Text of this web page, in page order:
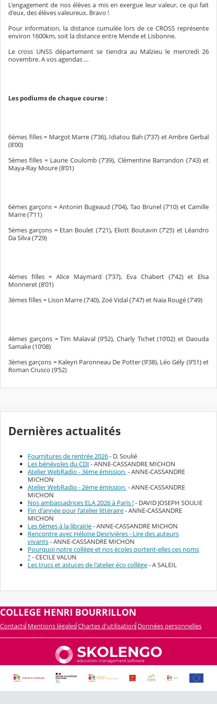
L'engagement de nos élèves a mis en exergue leur valeur, ce qui fait
d'eux, des élèves valeureux. Bravo !
Pour information, la distance cumulée lors de ce CROSS représente
environ 1600km, soit la distance entre Mende et Lisbonne.
Le cross UNSS département se tiendra au Malzieu le mercredi 26
novembre. A vos agendas …
Les podiums de chaque course :
6èmes filles = Margot Marre (7’36), Idiatou Bah (7’37) et Ambre Gerbal
(8’00)
5èmes filles = Laurie Coulomb (7’39), Clémentine Barrandon (7’43) et
Maya-Ray Moure (8’01)
6èmes garçons = Antonin Bugeaud (7’04), Tao Brunel (7’10) et Camille
Marre (7’11)
5èmes garçons = Etan Boulet (7’21), Eliott Boutavin (7’25) et Léandro
Da Silva (7’29)
4èmes filles = Alice Maymard (7’37), Eva Chabert (7’42) et Elsa
Monneret (8’01)
3èmes filles = Lison Marre (7’40), Zoé Vidal (7’47) et Naïa Rougé (7’49)
4èmes garçons = Tim Malaval (9’52), Charly Tichet (10’02) et Daouda
Samake (10’08)
3èmes garçons = Kaleyn Paronneau De Potter (9’38), Léo Gély (9’51) et
Roman Crusco (9’52)
Dernières actualités
Fournitures de rentrée 2026- D. Soulié
Les bénévoles du CDI - ANNE-CASSANDRE MICHON
Atelier WebRadio - 3ème émission - ANNE-CASSANDRE
MICHON
Atelier WebRadio - 2ème émission - ANNE-CASSANDRE
MICHON
Nos ambassadrices ELA 2026 à Paris !- DAVID JOSEPH SOULIE
Fin d'année pour l'atelier littéraire- ANNE-CASSANDRE
MICHON
Les 6èmes à la librairie- ANNE-CASSANDRE MICHON
Rencontre avec Héloïse Desrivières - Lire des auteurs
vivants- ANNE-CASSANDRE MICHON
Pourquoi notre collège et nos écoles portent-elles ces noms
?- CECILE VALUN
Les trucs et astuces de l'atelier éco collège- A SALEIL
COLLEGE HENRI BOURRILLON
Contacts Mentions légales Chartes d'utilisation Données personnelles